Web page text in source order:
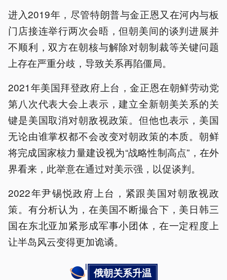
进入2019年，尽管特朗普与金正恩又在河内与板
门店接连举行两次会晤，但朝美间的谈判进展并
不顺利，双方在朝核与解除对朝制裁等关键问题
上存在严重分歧，导致关系再陷僵局。
2021年美国拜登政府上台，金正恩在朝鲜劳动党
第八次代表大会上表示，建立全新朝美关系的关
键是美国取消对朝敌视政策。但他也表示，美国
无论由谁掌权都不会改变对朝政策的本质。朝鲜
将完成国家核力量建设视为“战略性制高点”，在外
界看来，此举意在通过对美示强，以促谈判。
2022年尹锡悦政府上台，紧跟美国对朝敌视政
策。有分析认为，在美国不断撮合下，美日韩三
国在东北亚加紧形成军事小团体，在一定程度上
让半岛风云变得更加诡谲。
俄朝关系升温